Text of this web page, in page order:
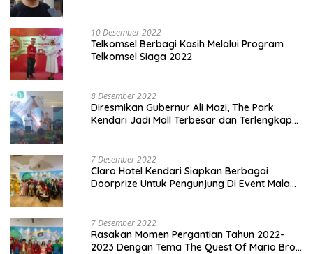
10 Desember 2022
Telkomsel Berbagi Kasih Melalui Program
Telkomsel Siaga 2022
8 Desember 2022
Diresmikan Gubernur Ali Mazi, The Park
Kendari Jadi Mall Terbesar dan Terlengkap
7 Desember 2022
Claro Hotel Kendari Siapkan Berbagai
Doorprize Untuk Pengunjung Di Event Malam
7 Desember 2022
Rasakan Momen Pergantian Tahun 2022-
2023 Dengan Tema The Quest Of Mario Bros